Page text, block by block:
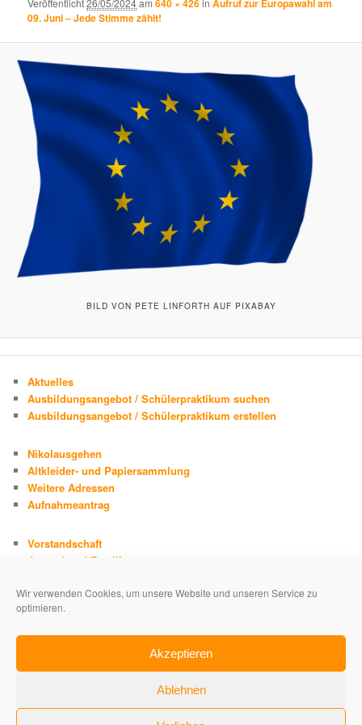
Wir verwenden Cookies, um unsere Website und unseren Service zu
optimieren.
Akzeptieren
Ablehnen
09. Juni – Jede Stimme zählt!
BILD VON PETE LINFORTH AUF PIXABAY
Aktuelles
Ausbildungsangebot / Schülerpraktikum suchen
Ausbildungsangebot / Schülerpraktikum erstellen
Nikolausgehen
Altkleider- und Papiersammlung
Weitere Adressen
Aufnahmeantrag
Vorstandschaft
Jugend und Familie
Adolph Kolping
Impressum